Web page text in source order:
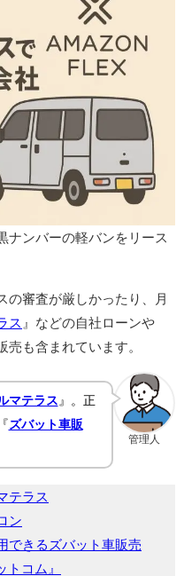
ナンバーの軽バンをリース
の審査が厳しかったり、月
ス 』などの自社ローンや
売も含まれています。
管理人
マテラス 』。正
ズバット車販
テラス
ン
できるズバット車販売
トコム』